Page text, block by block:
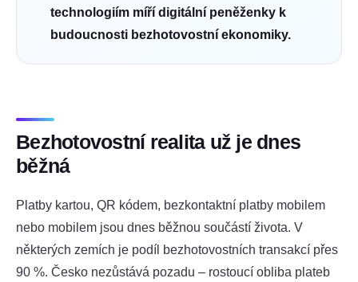
technologiím míří digitální peněženky k
budoucnosti bezhotovostní ekonomiky.
Bezhotovostní realita už je dnes
běžná
Platby kartou, QR kódem, bezkontaktní platby mobilem
nebo mobilem jsou dnes běžnou součástí života. V
některých zemích je podíl bezhotovostních transakcí přes
90 %. Česko nezůstává pozadu – rostoucí obliba plateb